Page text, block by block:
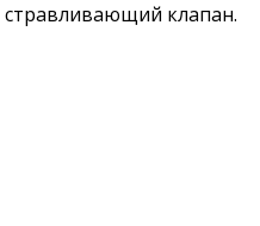
стравливающий клапан.